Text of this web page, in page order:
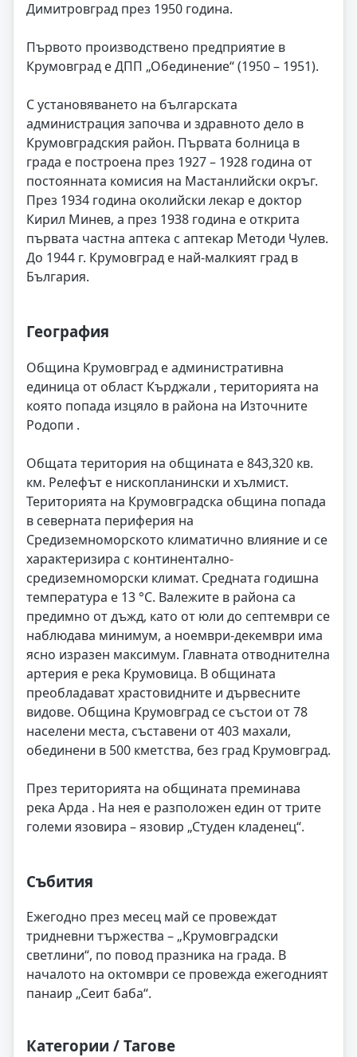
Димитровград през 1950 година.
Първото производствено предприятие в
Крумовград е ДПП „Обединение“ (1950 – 1951).
С установяването на българската
администрация започва и здравното дело в
Крумовградския район. Първата болница в
града е построена през 1927 – 1928 година от
постоянната комисия на Мастанлийски окръг.
През 1934 година околийски лекар е доктор
Кирил Минев, а през 1938 година е открита
първата частна аптека с аптекар Методи Чулев.
До 1944 г. Крумовград е най-малкият град в
България.
География
Община Крумовград е административна
единица от област Кърджали , територията на
която попада изцяло в района на Източните
Родопи .
Общата територия на общината е 843,320 кв.
км. Релефът е нископланински и хълмист.
Територията на Крумовградска община попада
в северната периферия на
Средиземноморското климатично влияние и се
характеризира с континентално-
средиземноморски климат. Средната годишна
температура е 13 °C. Валежите в района са
предимно от дъжд, като от юли до септември се
наблюдава минимум, а ноември-декември има
ясно изразен максимум. Главната отводнителна
артерия е река Крумовица. В общината
преобладават храстовидните и дървесните
видове. Община Крумовград се състои от 78
населени места, съставени от 403 махали,
обединени в 500 кметства, без град Крумовград.
През територията на общината преминава
река Арда . На нея е разположен един от трите
големи язовира – язовир „Студен кладенец“.
Събития
Ежегодно през месец май се провеждат
тридневни тържества – „Крумовградски
светлини“, по повод празника на града. В
началото на октомври се провежда ежегодният
панаир „Сеит баба“.
Категории / Тагове